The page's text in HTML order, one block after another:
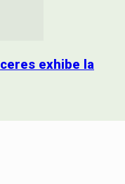
exhibe la